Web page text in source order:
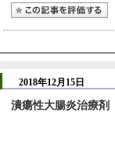
2018年12月15日
潰瘍性大腸炎治療剤